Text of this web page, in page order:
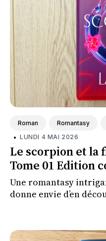
Roman Romantasy
• LUNDI 4 MAI 2026
Le scorpion et la
Tome 01 Edition
Une romantasy
donne envie d’en